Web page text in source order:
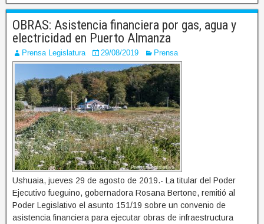
OBRAS: Asistencia financiera por gas, agua y
electricidad en Puerto Almanza
Prensa Legislatura 29/08/2019 Prensa
Ushuaia, jueves 29 de agosto de 2019.- La titular del Poder
Ejecutivo fueguino, gobernadora Rosana Bertone, remitió al
Poder Legislativo el asunto 151/19 sobre un convenio de
asistencia financiera para ejecutar obras de infraestructura